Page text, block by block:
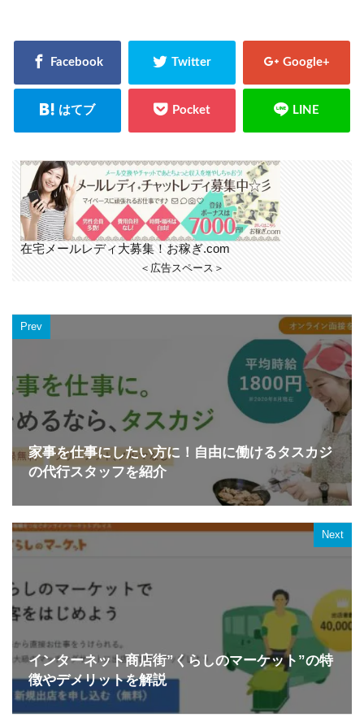
在宅メールレディ大募集！お稼ぎ.com
＜広告スペース＞
Prev
家事を仕事にしたい方に！自由に働けるタスカジ
の代行スタッフを紹介
Next
インターネット商店街”くらしのマーケット”の特
徴やデメリットを解説